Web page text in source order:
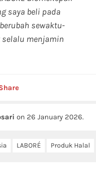
saya beli pada
sewaktu-
menjamin
on 26 January 2026.
LABORÉ Produk Halal